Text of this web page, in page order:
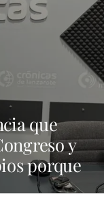
que
y
porque
un fiesta